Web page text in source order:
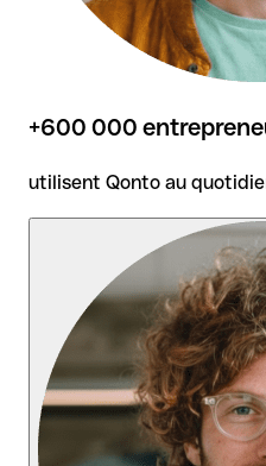
+600 000
utilisent Qonto au